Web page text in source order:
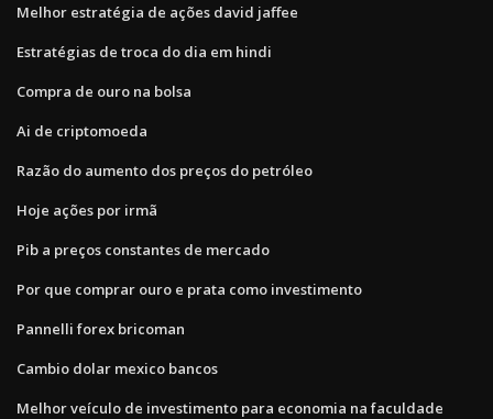
Melhor estratégia de ações david jaffee
Estratégias de troca do dia em hindi
Compra de ouro na bolsa
Ai de criptomoeda
Razão do aumento dos preços do petróleo
Hoje ações por irmã
Pib a preços constantes de mercado
Por que comprar ouro e prata como investimento
Pannelli forex bricoman
Cambio dolar mexico bancos
Melhor veículo de investimento para economia na faculdade